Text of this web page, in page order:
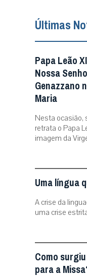
Últimas
Papa Leão
Nossa
Genazzano
Maria
Nesta ocasião,
retrata o Papa
imagem da
Uma língua
A crise da
uma crise
Como
para a